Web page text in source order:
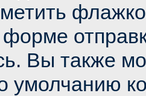
форме
Вы также
умолчанию